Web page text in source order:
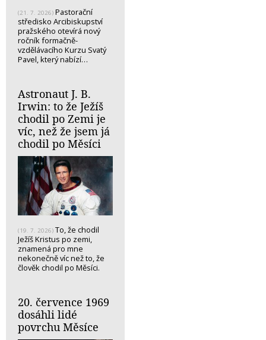
(21. 7. 2026) Pastorační
středisko Arcibiskupství
pražského otevírá nový
ročník formačně-
vzdělávacího Kurzu Svatý
Pavel, který nabízí…
Astronaut J. B.
Irwin: to že Ježíš
chodil po Zemi je
víc, než že jsem já
chodil po Měsíci
(19. 7. 2026) To, že chodil
Ježíš Kristus po zemi,
znamená pro mne
nekonečně víc než to, že
člověk chodil po Měsíci.
20. července 1969
dosáhli lidé
povrchu Měsíce